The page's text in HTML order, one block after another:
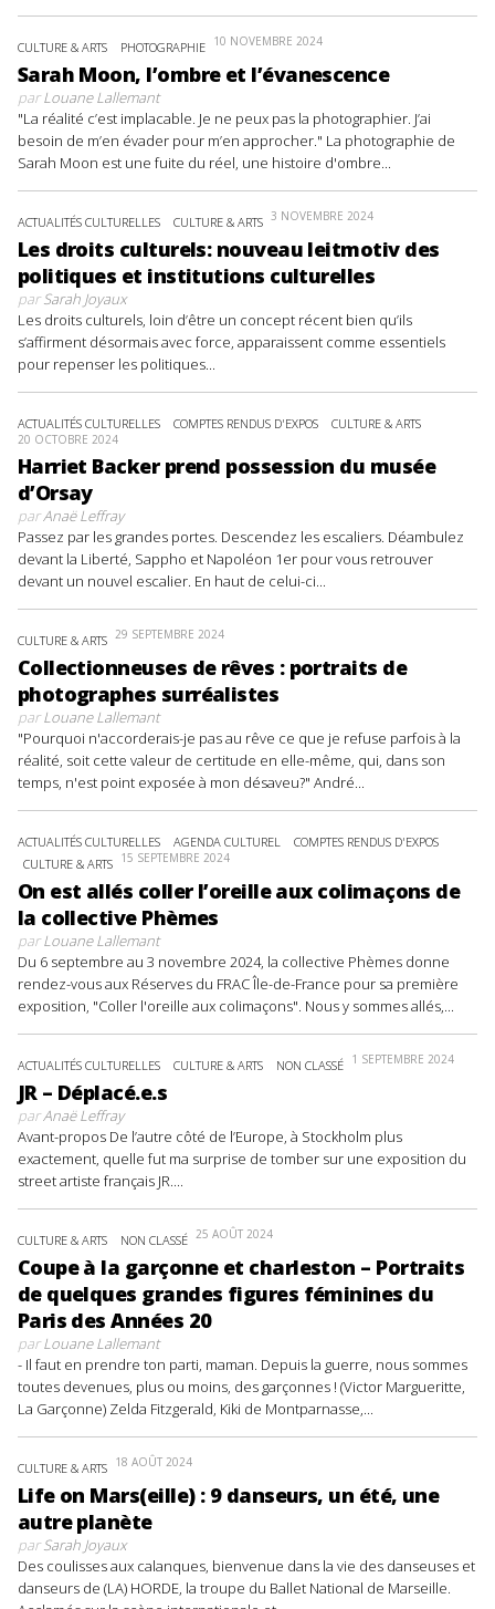
CULTURE & ARTS PHOTOGRAPHIE 10 NOVEMBRE 2024
Sarah Moon, l’ombre et l’évanescence
parLouane Lallemant
"La réalité c’est implacable. Je ne peux pas la photographier. J’ai
besoin de m’en évader pour m’en approcher." La photographie de
Sarah Moon est une fuite du réel, une histoire d'ombre...
ACTUALITÉS CULTURELLES CULTURE & ARTS 3 NOVEMBRE 2024
Les droits culturels: nouveau leitmotiv des
politiques et institutions culturelles
parSarah Joyaux
Les droits culturels, loin d’être un concept récent bien qu’ils
s’affirment désormais avec force, apparaissent comme essentiels
pour repenser les politiques...
ACTUALITÉS CULTURELLES COMPTES RENDUS D'EXPOS CULTURE & ARTS
20 OCTOBRE 2024
Harriet Backer prend possession du musée
d’Orsay
parAnaë Leffray
Passez par les grandes portes. Descendez les escaliers. Déambulez
devant la Liberté, Sappho et Napoléon 1er pour vous retrouver
devant un nouvel escalier. En haut de celui-ci...
CULTURE & ARTS 29 SEPTEMBRE 2024
Collectionneuses de rêves : portraits de
photographes surréalistes
parLouane Lallemant
"Pourquoi n'accorderais-je pas au rêve ce que je refuse parfois à la
réalité, soit cette valeur de certitude en elle-même, qui, dans son
temps, n'est point exposée à mon désaveu?" André...
ACTUALITÉS CULTURELLES AGENDA CULTUREL
COMPTES RENDUS D'EXPOS
CULTURE & ARTS 15 SEPTEMBRE 2024
On est allés coller l’oreille aux colimaçons de
la collective Phèmes
parLouane Lallemant
Du 6 septembre au 3 novembre 2024, la collective Phèmes donne
rendez-vous aux Réserves du FRAC Île-de-France pour sa première
exposition, "Coller l'oreille aux colimaçons". Nous y sommes allés,...
ACTUALITÉS CULTURELLES CULTURE & ARTS NON CLASSÉ 1 SEPTEMBRE 2024
JR – Déplacé.e.s
parAnaë Leffray
Avant-propos De l’autre côté de l’Europe, à Stockholm plus
exactement, quelle fut ma surprise de tomber sur une exposition du
street artiste français JR....
CULTURE & ARTS NON CLASSÉ 25 AOÛT 2024
Coupe à la garçonne et charleston – Portraits
de quelques grandes figures féminines du
Paris des Années 20
parLouane Lallemant
- Il faut en prendre ton parti, maman. Depuis la guerre, nous sommes
toutes devenues, plus ou moins, des garçonnes ! (Victor Margueritte,
La Garçonne) Zelda Fitzgerald, Kiki de Montparnasse,...
CULTURE & ARTS 18 AOÛT 2024
Life on Mars(eille) : 9 danseurs, un été, une
autre planète
parSarah Joyaux
Des coulisses aux calanques, bienvenue dans la vie des danseuses et
danseurs de (LA) HORDE, la troupe du Ballet National de Marseille.